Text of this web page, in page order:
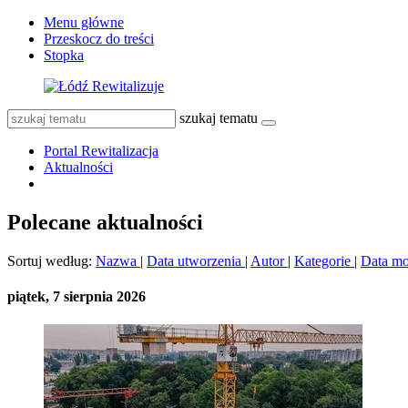
Menu główne
Przeskocz do treści
Stopka
szukaj tematu
Portal Rewitalizacja
Aktualności
Polecane aktualności
Sortuj według: Nazwa | Data utworzenia | Autor | Kategorie | Data
piątek, 7 sierpnia 2026